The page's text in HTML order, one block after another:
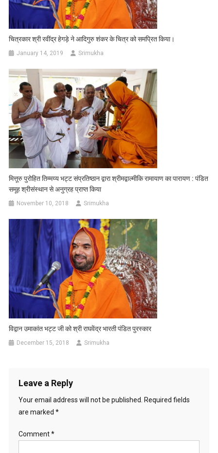
चित्रकार श्री रवींद्र हेगड़े ने आदिगुरु शंकर के चित्र को समप्रित किया।
January 14, 2019 Srimukha
मित्तूरु पुरोहित तिम्मय्य भट्ट संप्रतिष्ठान द्वारा श्रीमद्वाल्मीकि रामायाण का पारायण : पंडित
समूह श्रीसंस्थान से अनुग्रह प्राप्त किया
November 10, 2018 Srimukha
विद्वान उमाकांत भट्ट जी को श्री राघवेंद्र भारती पंडित पुरस्कार
December 15, 2018 Srimukha
Leave a Reply
Your email address will not be published.
Required fields
are marked *
Comment*